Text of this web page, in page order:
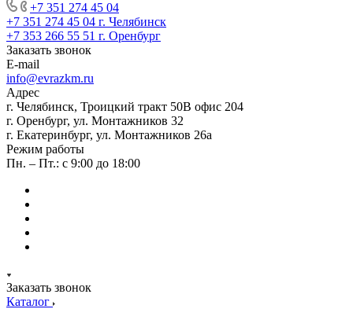
+7 351 274 45 04
+7 351 274 45 04 г. Челябинск
+7 353 266 55 51 г. Оренбург
Заказать звонок
E-mail
info@evrazkm.ru
Адрес
г. Челябинск, Троицкий тракт 50В офис 204
г. Оренбург, ул. Монтажников 32
г. Екатеринбург, ул. Монтажников 26а
Режим работы
Пн. – Пт.: с 9:00 до 18:00
Заказать звонок
Каталог